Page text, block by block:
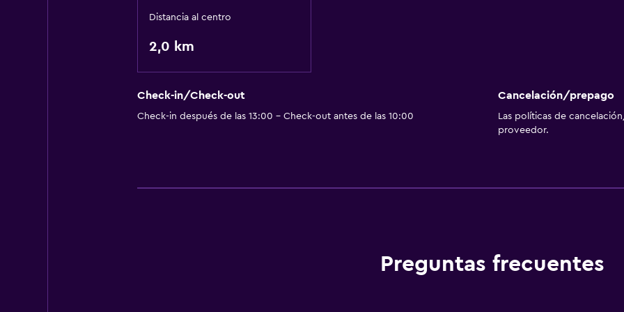
Distancia al centro
2,0 km
Check-in/Check-out
Check-in después de las 13:00 - Check-out antes de las 10:00
Cancelación/prepago
Las políticas de
proveedor.
Preguntas frecuentes